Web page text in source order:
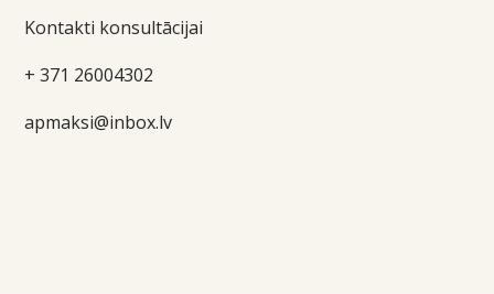
Kontakti konsultācijai
+ 371 26004302
apmaksi@inbox.lv